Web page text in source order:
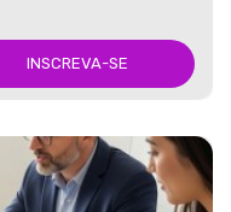
INSCREVA-SE